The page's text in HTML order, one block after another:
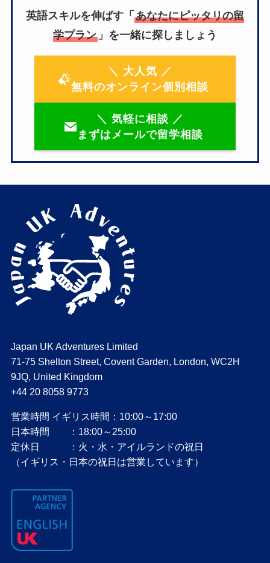
英語スキルを伸ばす「 あなたにピッタリの留
学プラン 」を一緒に探しましょう
＼ 大人気 ／
無料のオンライン個別相談
＼ 気軽に相談 ／
まずはメールで留学相談
Japan UK Adventures Limited
71-75 Shelton Street, Covent Garden, London, WC2H
9JQ, United Kingdom
+44 20 8058 9773
営業時間 イギリス時間：10:00～17:00
日本時間 ：18:00～25:00
定休日 ：火・水・アイルランドの祝日
（イギリス・日本の祝日は営業しています）